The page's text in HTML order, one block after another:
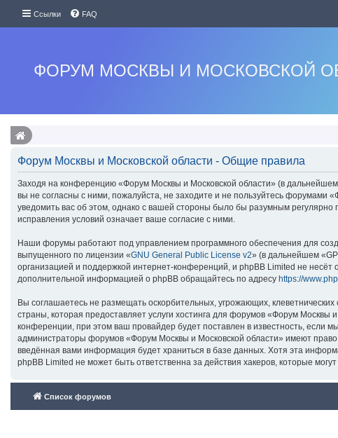
Ссылки FAQ
ФОРУМ МОСКВЫ И МОСКОВСКОЙ
Форум Москвы и Московской области - Общие правила
Заходя на конференцию «Форум Москвы и Московской области» (в
вы не согласны с ними, пожалуйста, не заходите и не пользуйтесь форумами
уведомить вас об этом, однако с вашей стороны было бы разумным
исправления условий означает ваше согласие с ними.
Наши форумы работают под управлением программного обеспечения для
выпущенного по лицензии «GNU General Public License v2» (в дальнейшем
организацией и поддержкой интернет-конференций, и phpBB Limited не
дополнительной информацией о phpBB обращайтесь по адресу https://
Вы соглашаетесь не размещать оскорбительных, угрожающих,
страны, которая предоставляет услуги хостинга для форумов «Форум
конференции, при этом ваш провайдер будет поставлен в известность, если
администраторы форумов «Форум Москвы и Московской области» имеют
введённая вами информация будет храниться в базе данных. Хотя эта
phpBB Limited не может быть ответственна за действия хакеров, которые
Список форумов